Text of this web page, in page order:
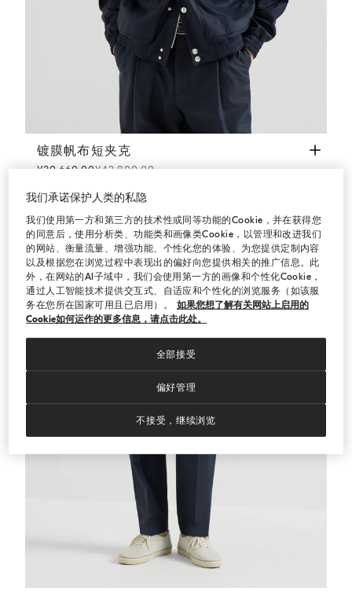
镀膜帆布短夹克 海军蓝
镀膜帆布短夹克
¥30,660.00¥43,800.00
我们承诺保护人类的私隐
我们使用第一方和第三方的技术性或同等功能的Cookie，并在获得您
的同意后，使用分析类、功能类和画像类Cookie，以管理和改进我们
的网站、衡量流量、增强功能、个性化您的体验、为您提供定制内容
以及根据您在浏览过程中表现出的偏好向您提供相关的推广信息。此
外，在网站的AI子域中，我们会使用第一方的画像和个性化Cookie，
通过人工智能技术提供交互式、自适应和个性化的浏览服务（如该服
务在您所在国家可用且已启用）。
如果您想了解有关网站上启用的
Cookie如何运作的更多信息，请点击此处。
偏好管理
不接受，继续浏览
全部接受